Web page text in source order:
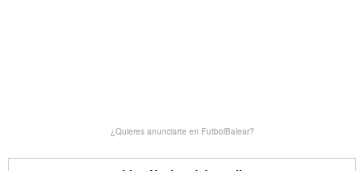
¿Quieres anunciarte en FutbolBalear?